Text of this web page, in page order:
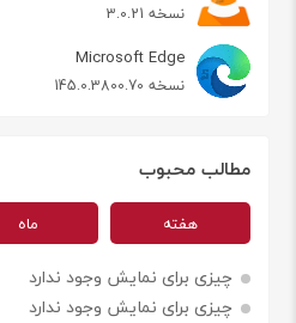
نسخه 3.0.21
Microsoft Edge
نسخه 145.0.3800.70
مطالب محبوب
هفته ماه
چیزی برای نمایش وجود ندارد
چیزی برای نمایش وجود ندارد